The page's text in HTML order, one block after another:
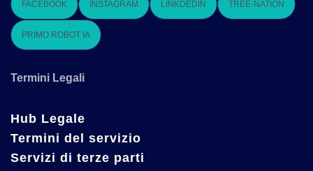
FACEBOOK INSTAGRAM LINKDEDIN TREE-NATION
PRIMO ROBOT IA
Termini Legali
Hub Legale
Termini del servizio
Servizi di terze parti